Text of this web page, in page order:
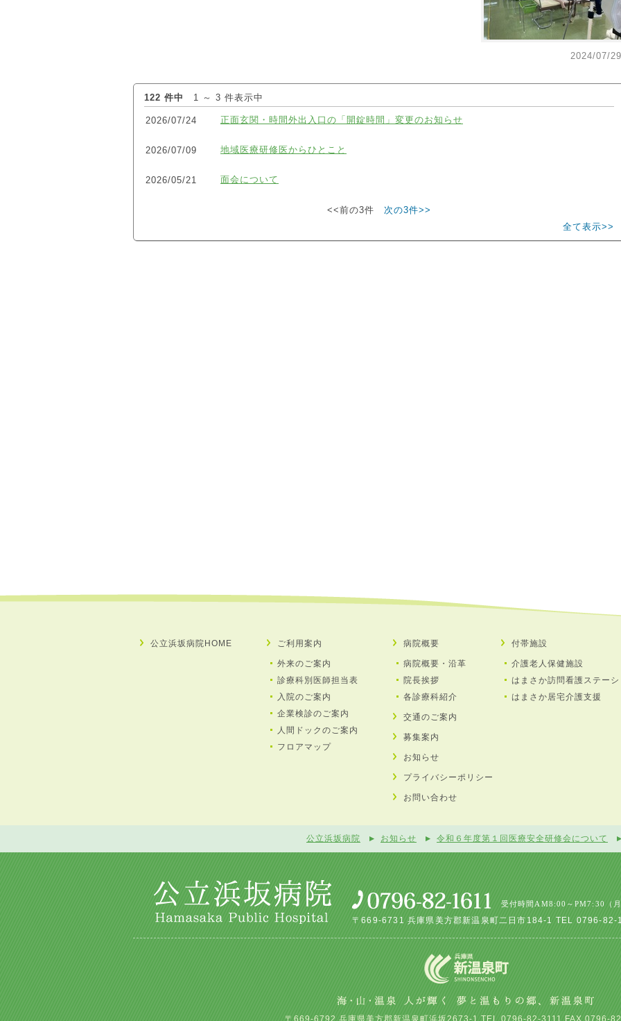
2024/07/
122 件中 1 ～ 3 件表示中
2026/07/24 正面玄関・時間外出入口の「開錠時間」変更のお知らせ
2026/07/09 地域医療研修医からひとこと
2026/05/21 面会について
<<前の3件 次の3件>>
全て表示>>
公立浜坂病院HOME ご利用案内
外来のご案内
診療科別医師担当表
入院のご案内
企業検診のご案内
人間ドックのご案内
フロアマップ
病院概要
病院概要・沿革
院長挨拶
各診療科紹介
付帯施設
介護⽼⼈保健施設
はまさか訪問看護ステー
はまさか居宅介護⽀援
交通のご案内
募集案内
お知らせ
プライバシーポリシー
お問い合わせ
公立浜坂病院 お知らせ 令和６年度第１回医療安全研修会について
受付時間AM8:00～PM7:30（
〒669-6731 兵庫県美方郡新温泉町二日市184-1 TEL 0796-
〒669-6792 兵庫県美方郡新温泉町浜坂2673-1 TEL.0796-82-3111 FAX.0796-